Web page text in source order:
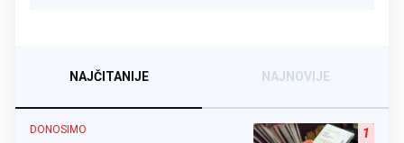
NAJČITANIJE NAJNOVIJE
1
DONOSIMO